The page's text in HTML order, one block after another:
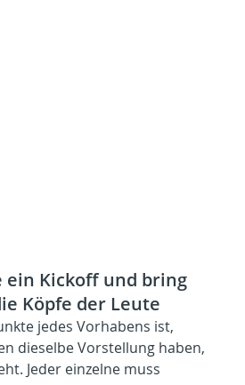
ein Kickoff und bring
Köpfe der Leute
jedes Vorhabens ist,
dieselbe Vorstellung haben,
Jeder einzelne muss